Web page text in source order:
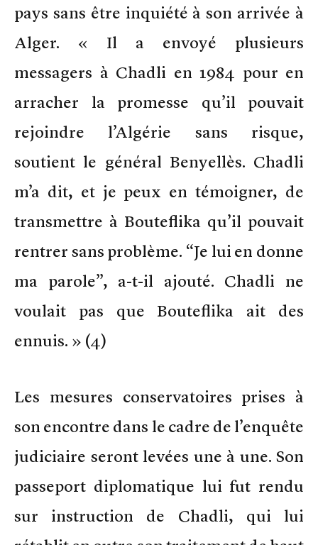
pays sans être inquiété à son arrivée à
Alger. « Il a envoyé plusieurs
messagers à Chadli en 1984 pour en
arracher la promesse qu’il pouvait
rejoindre l’Algérie sans risque,
soutient le général Benyellès. Chadli
m’a dit, et je peux en témoigner, de
transmettre à Bouteflika qu’il pouvait
rentrer sans problème. “Je lui en donne
ma parole”, a-t-il ajouté. Chadli ne
voulait pas que Bouteflika ait des
ennuis. » (4)
Les mesures conservatoires prises à
son encontre dans le cadre de l’enquête
judiciaire seront levées une à une. Son
passeport diplomatique lui fut rendu
sur instruction de Chadli, qui lui